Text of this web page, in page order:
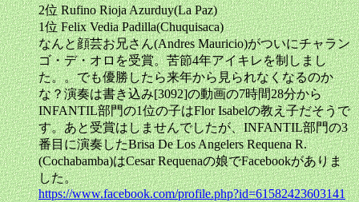
2位 Rufino Rioja Azurduy(La Paz)
1位 Felix Vedia Padilla(Chuquisaca)
なんと顔芸お兄さん(Andres Mauricio)がついにチャラン
ゴ・デ・オロを受賞。苦節4年アイキレを制しまし
た。。でも優勝したら来年から見られなくなるのか
な？演奏は書き込み[3092]の動画の7時間28分から
INFANTIL部門の1位の子はFlor Isabelの教え子だそうで
す。あと受賞はしませんでしたが、INFANTIL部門の3
番目に演奏したBrisa De Los Angelers Requena R.
(Cochabamba)はCesar Requenaの娘でFacebookがありま
した。
https://www.facebook.com/profile.php?id=61582423603141